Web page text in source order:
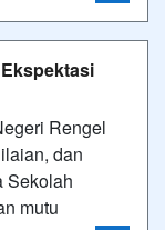
Rengel
dan
Sekolah
mutu